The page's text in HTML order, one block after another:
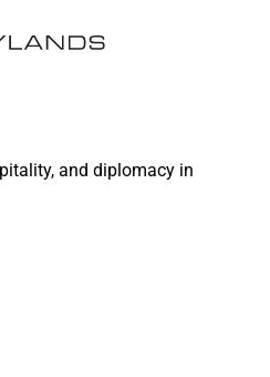
and diplomacy in